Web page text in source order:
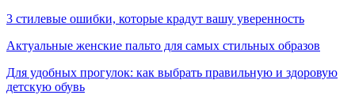
3 стилевые ошибки, которые крадут вашу уверенность
Актуальные женские пальто для самых стильных образов
Для удобных прогулок: как выбрать правильную и здоровую
детскую обувь